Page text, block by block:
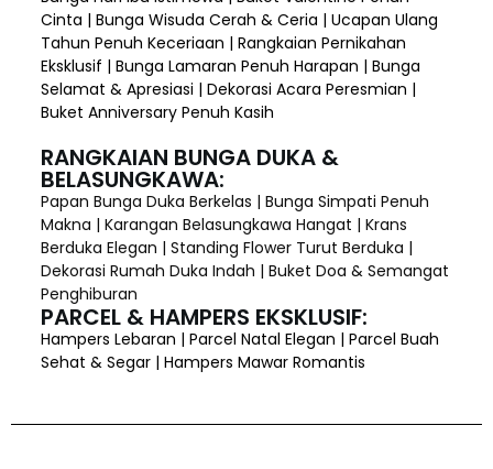
Cinta | Bunga Wisuda Cerah & Ceria | Ucapan Ulang
Tahun Penuh Keceriaan | Rangkaian Pernikahan
Eksklusif | Bunga Lamaran Penuh Harapan | Bunga
Selamat & Apresiasi | Dekorasi Acara Peresmian |
Buket Anniversary Penuh Kasih
RANGKAIAN BUNGA DUKA &
BELASUNGKAWA:
Papan Bunga Duka Berkelas | Bunga Simpati Penuh
Makna | Karangan Belasungkawa Hangat | Krans
Berduka Elegan | Standing Flower Turut Berduka |
Dekorasi Rumah Duka Indah | Buket Doa & Semangat
Penghiburan
PARCEL & HAMPERS EKSKLUSIF:
Hampers Lebaran | Parcel Natal Elegan | Parcel Buah
Sehat & Segar | Hampers Mawar Romantis